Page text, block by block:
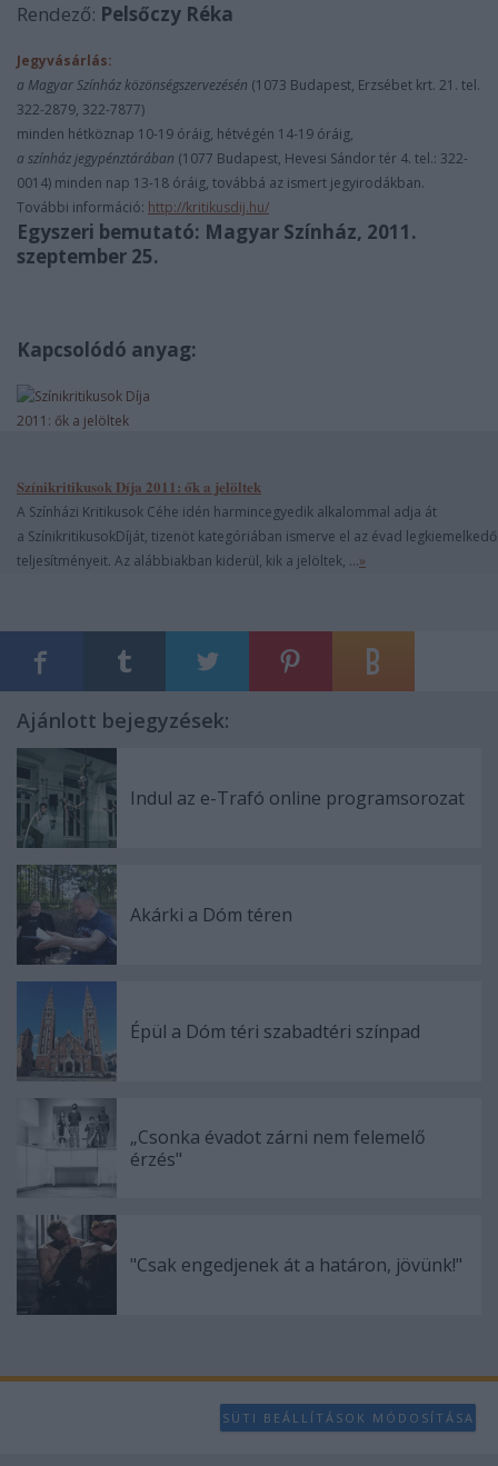
Rendező: Pelsőczy Réka
Jegyvásárlás:
a Magyar Színház közönségszervezésén (1073 Budapest, Erzsébet krt. 21. tel.
322-2879, 322-7877)
minden hétköznap 10-19 óráig, hétvégén 14-19 óráig,
a színház jegypénztárában (1077 Budapest, Hevesi Sándor tér 4. tel.: 322-
0014) minden nap 13-18 óráig, továbbá az ismert jegyirodákban.
További információ: http://kritikusdij.hu/
Egyszeri bemutató: Magyar Színház, 2011.
szeptember 25.
Kapcsolódó anyag:
Színikritikusok Díja 2011: ők a jelöltek
A Színházi Kritikusok Céhe idén harmincegyedik alkalommal adja át
a SzínikritikusokDíját, tizenöt kategóriában ismerve el az évad
teljesítményeit. Az alábbiakban kiderül, kik a jelöltek, ...»
Ajánlott bejegyzések:
Indul az e-Trafó online programsorozat
Akárki a Dóm téren
Épül a Dóm téri szabadtéri színpad
„Csonka évadot zárni nem felemelő
érzés"
"Csak engedjenek át a határon, jövünk!"
SÜTI BEÁLLÍTÁSOK MÓDOSÍTÁSA